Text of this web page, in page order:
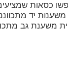
כסאות
יד
משענת גב